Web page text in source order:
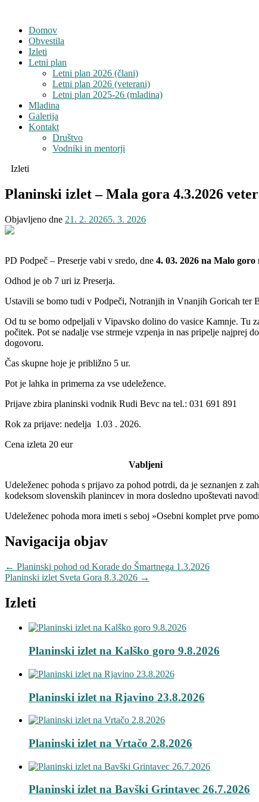
Domov
Obvestila
Izleti
Letni plan
Letni plan 2026 (člani)
Letni plan 2026 (veterani)
Letni plan 2025-26 (mladina)
Mladina
Galerija
Kontakt
Društvo
Vodniki in mentorji
Izleti
Planinski izlet – Mala gora 4.3.2026
Objavljeno dne 21. 2. 20265. 3. 2026
PD Podpeč – Preserje vabi v sredo, dne 4. 03. 2026 na Malo
Odhod je ob 7 uri iz Preserja.
Ustavili se bomo tudi v Podpeči, Notranjih in Vnanjih Goricah ter
Od tu se bomo odpeljali v Vipavsko dolino do vasice Kamnje. Tu
počitek. Pot se nadalje vse strmeje vzpenja in nas pripelje najprej
dogovoru.
Čas skupne hoje je približno 5 ur.
Pot je lahka in primerna za vse udeležence.
Prijave zbira planinski vodnik Rudi Bevc na tel.: 031 691 891
Rok za prijave: nedelja 1.03 . 2026.
Cena izleta 20 eur
Vabljeni
Udeleženec pohoda s prijavo za pohod potrdi, da je seznanjen z
kodeksom slovenskih planincev in mora dosledno upoštevati
Udeleženec pohoda mora imeti s seboj »Osebni komplet prve
Navigacija objav
← Planinski pohod od Korade do Šmartnega 1.3.2026
Planinski izlet Sveta Gora 8.3.2026 →
Izleti
Planinski izlet na Kalško goro 9.8.2026
Planinski izlet na Rjavino 23.8.2026
Planinski izlet na Vrtačo 2.8.2026
Planinski izlet na Bavški Grintavec 26.7.2026